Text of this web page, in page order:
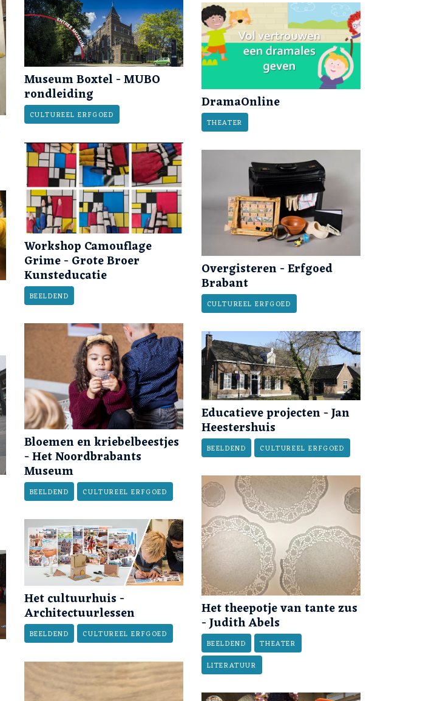
Museum Boxtel - MUBO
rondleiding
CULTUREEL ERFGOED
DramaOnline
THEATER
Workshop Camouflage
Grime - Grote Broer
Kunsteducatie
BEELDEND
Overgisteren - Erfgoed
Brabant
CULTUREEL ERFGOED
Bloemen en kriebelbeestjes
- Het Noordbrabants
Museum
BEELDEND CULTUREEL ERFGOED
Educatieve projecten - Jan
Heestershuis
BEELDEND CULTUREEL ERFGOED
Het theepotje van tante zus
- Judith Abels
BEELDEND
THEATER
LITERATUUR
Het cultuurhuis -
Architectuurlessen
BEELDEND CULTUREEL ERFGOED